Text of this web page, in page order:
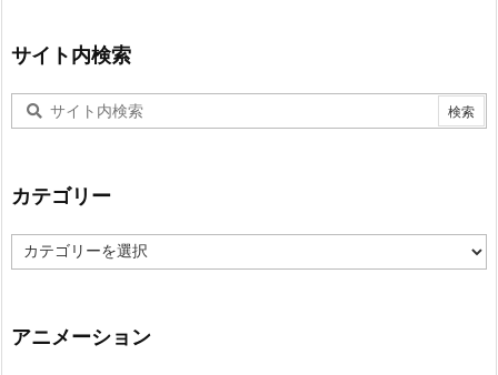
サイト内検索
カテゴリー
テ
ー
アニメーション